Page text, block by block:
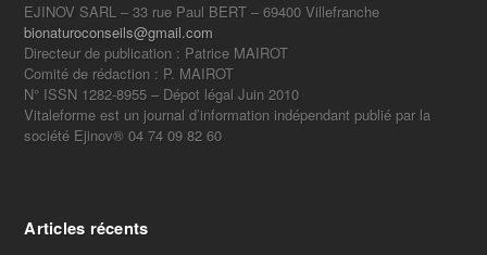
EJINOV SARL – 33 rue Paul BERT – 69400 Villefranche
bionaturoconseils@gmail.com
Directeur de publication : Patrice MAIROT
Comité de rédaction : P. MAIROT
N° ISSN 1282-8955 – Dépot légal Juin 2010
Vitaleforme est un journal d’information indépendant publié par la
société Ejinov® 04 74 09 82 60
Articles récents